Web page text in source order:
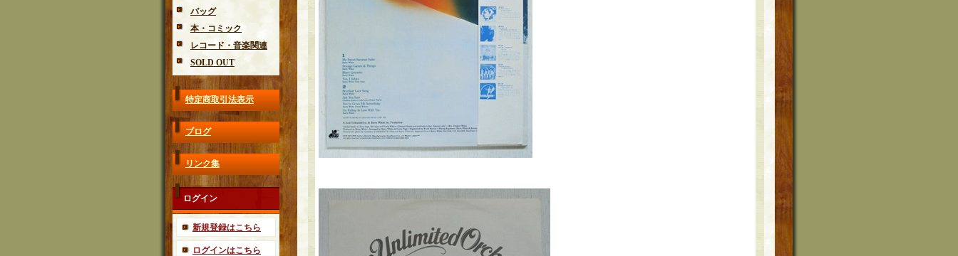
バッグ
本・コミック
レコード・音楽関連
SOLD OUT
特定商取引法表示
ブログ
リンク集
ログイン
新規登録はこちら
ログインはこちら